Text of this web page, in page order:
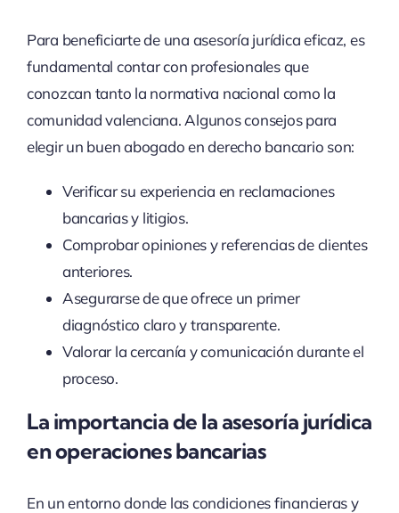
Para beneficiarte de una asesoría jurídica eficaz, es
fundamental contar con profesionales que
conozcan tanto la normativa nacional como la
comunidad valenciana. Algunos consejos para
elegir un buen abogado en derecho bancario son:
Verificar su experiencia en reclamaciones
bancarias y litigios.
Comprobar opiniones y referencias de clientes
anteriores.
Asegurarse de que ofrece un primer
diagnóstico claro y transparente.
Valorar la cercanía y comunicación durante el
proceso.
La importancia de la asesoría jurídica
en operaciones bancarias
En un entorno donde las condiciones financieras y